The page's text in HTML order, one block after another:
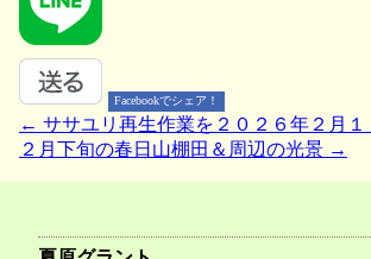
Facebookでシェア！
投
ビ
← ササユリ再生作業を２０２６年２月
２月下旬の春日山棚田＆周辺の光景 →